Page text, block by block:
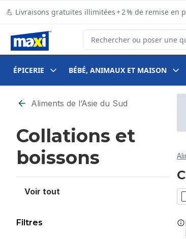
💪 Livraisons gratuites illimitées + 2 % de remise en
Rechercher des produits
ÉPICERIE BÉBÉ, ANIMAUX ET MAISON
Passer au filtrage du contenu
Aliments de l’Asie du Sud
Collations et
boissons
Voir tout
Filtres